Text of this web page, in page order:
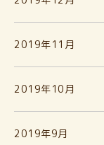
2019年11月
2019年10月
2019年9月